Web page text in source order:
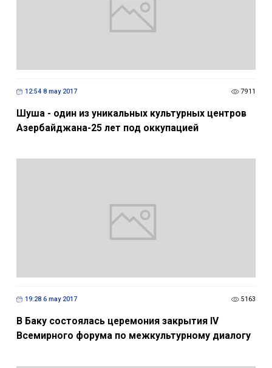
12:54 8 may 2017 7911
Шуша - один из уникальных культурных центров
Азербайджана-25 лет под оккупацией
19:28 6 may 2017 5163
В Баку состоялась церемония закрытия IV
Всемирного форума по межкультурному диалогу